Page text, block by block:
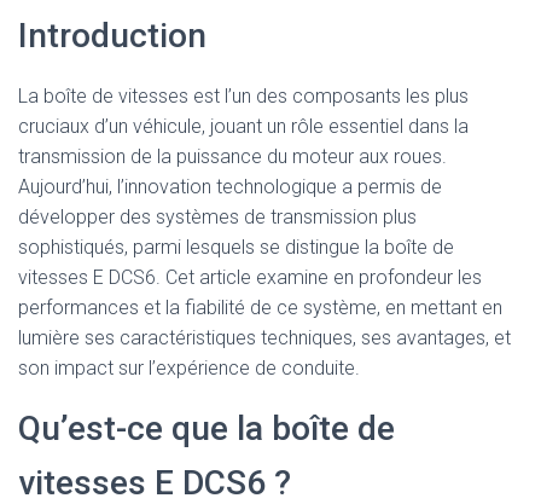
Introduction
La boîte de vitesses est l’un des composants les plus
cruciaux d’un véhicule, jouant un rôle essentiel dans la
transmission de la puissance du moteur aux roues.
Aujourd’hui, l’innovation technologique a permis de
développer des systèmes de transmission plus
sophistiqués, parmi lesquels se distingue la boîte de
vitesses E DCS6. Cet article examine en profondeur les
performances et la fiabilité de ce système, en mettant en
lumière ses caractéristiques techniques, ses avantages, et
son impact sur l’expérience de conduite.
Qu’est-ce que la boîte de
vitesses E DCS6 ?